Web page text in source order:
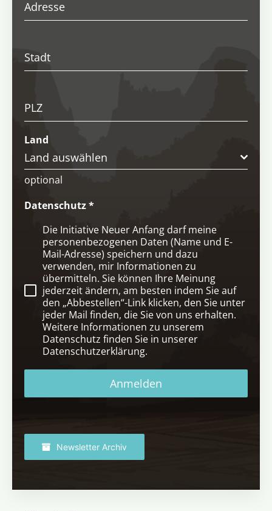
Adresse
Stadt
PLZ
Land
Land auswählen
optional
Datenschutz*
Die Initiative Neuer Anfang darf meine
personenbezogenen Daten (Name und E-
Mail-Adresse) speichern und dazu
verwenden, mir Informationen zu
übermitteln. Sie können Ihre Meinung
jederzeit ändern, am besten indem Sie auf
den „Abbestellen“-Link klicken, den Sie unter
jeder Mail finden, die Sie von uns erhalten.
Weitere Informationen zu unserem
Datenschutz finden Sie in unserer
Datenschutzerklärung.
Anmelden
Newsletter Archiv